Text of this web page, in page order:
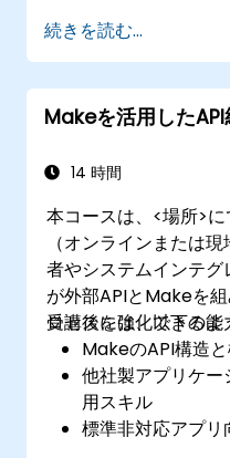
思決定の仕組みを
AIで推進される
化・拡張が可能に
続きを読む...
Makeを活用した
14 時間
本コースは、<場所>
（オンラインまたは
者やシステムインテ
が外部APIとMakeを
ロセスを強化できる
受講後には、以下の能
MakeのAPI構造
他社製アプリケ
用スキル
標準非対応アプ